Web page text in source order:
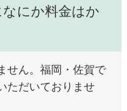
にか料金はか
せん。福岡・佐賀で
ただいておりませ